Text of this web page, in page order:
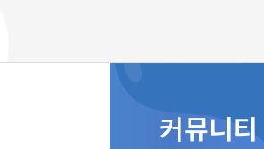
커뮤니티